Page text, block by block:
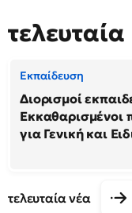
τελευταία
Εκπαίδευση
Διορισμοί
Εκκαθαρισμένοι
για Γενική και
τελευταία νέα